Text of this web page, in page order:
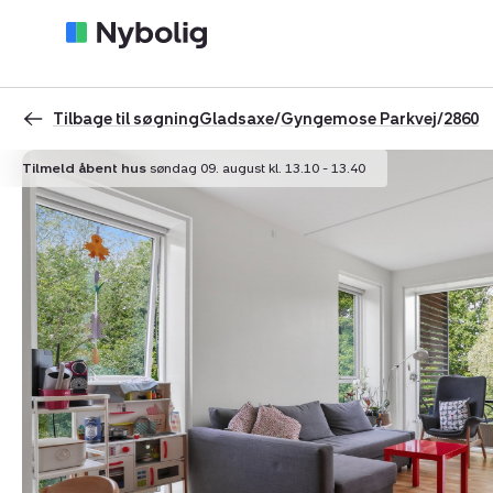
Tilbage til søgningGladsaxe/Gyngemose Parkvej/2860
Tilmeld åbent hus søndag 09. august kl. 13.10 - 13.40